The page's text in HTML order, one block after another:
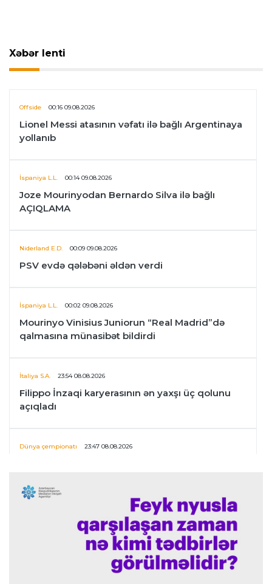
Xəbər lenti
Offside 00:16 09.08.2026
Lionel Messi atasının vəfatı ilə bağlı Argentinaya
yollanıb
İspaniya L.L. 00:14 09.08.2026
Joze Mourinyodan Bernardo Silva ilə bağlı
AÇIQLAMA
Niderland E.D. 00:09 09.08.2026
PSV evdə qələbəni əldən verdi
İspaniya L.L. 00:02 09.08.2026
Mourinyo Vinisius Juniorun “Real Madrid”də
qalmasına münasibət bildirdi
İtaliya S.A. 23:54 08.08.2026
Filippo İnzaqi karyerasının ən yaxşı üç qolunu
açıqladı
Dünya çempionatı 23:47 08.08.2026
Donald Trampın oğlu Enes Kanterin WNBA
planını dəstəklədi